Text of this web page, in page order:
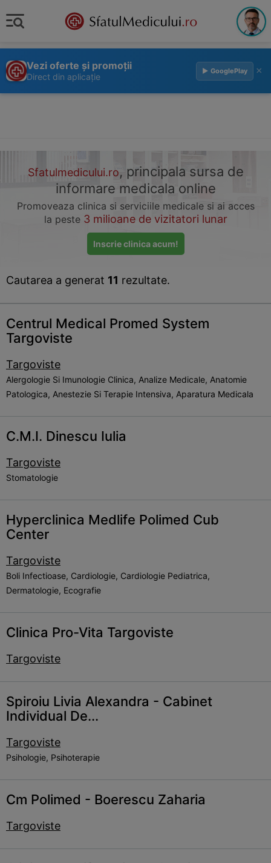
Vezi oferte și promoții
Direct din aplicație
▶ GooglePlay ×
Sfatulmedicului.ro, principala sursa de
informare medicala online
Promoveaza clinica si serviciile medicale si ai acces
la peste 3 milioane de vizitatori lunar
Inscrie clinica acum!
Cautarea a generat 11 rezultate.
Centrul Medical Promed System
Targoviste
Targoviste
Alergologie Si Imunologie Clinica, Analize Medicale, Anatomie
Patologica, Anestezie Si Terapie Intensiva, Aparatura Medicala
C.M.I. Dinescu Iulia
Targoviste
Stomatologie
Hyperclinica Medlife Polimed Cub
Center
Targoviste
Boli Infectioase, Cardiologie, Cardiologie Pediatrica,
Dermatologie, Ecografie
Clinica Pro-Vita Targoviste
Targoviste
Spiroiu Livia Alexandra - Cabinet
Individual De...
Targoviste
Psihologie, Psihoterapie
Cm Polimed - Boerescu Zaharia
Targoviste